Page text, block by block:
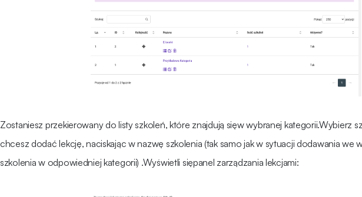
Zostaniesz przekierowany do listy szkoleń, które znajdują sięw wybranej kategorii.Wybierz
chcesz dodać lekcję, naciskając w nazwę szkolenia (tak samo jak w sytuacji dodawania we
szkolenia w odpowiedniej kategorii) .Wyświetli siępanel zarządzania lekcjami: